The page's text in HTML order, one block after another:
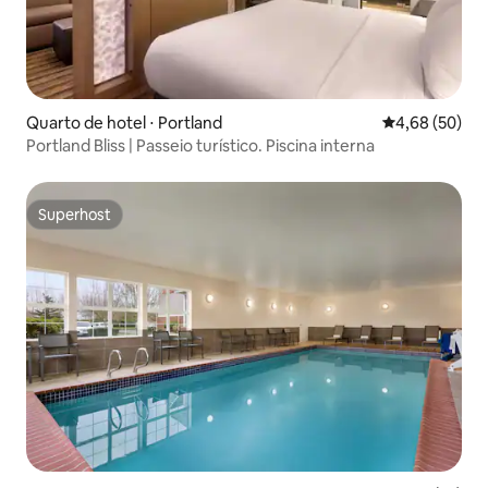
Quarto de hotel ⋅ Portland 4,68 de uma
4,68 (50)
Portland Bliss | Passeio turístico. Piscina interna
Superhost
Superhost